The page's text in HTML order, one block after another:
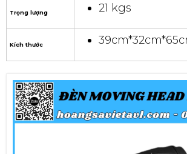
Trọng lượng 21 kgs
Kích thước